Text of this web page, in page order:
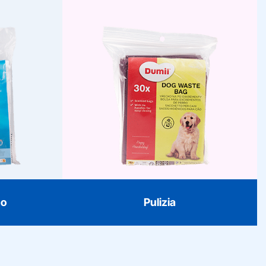
per
per
di
e
e
formati
e 240L.
Pulizia
Pulizia
L’igiene inizia con Dumil. Dai
sacchi per pattumiere a pedale ai
sacchetti profumati per pannolini e
sacchetti per escrementi di cani.
L’assortimento rende la pulizia
semplice, fresca ed efficiente.
Disponibile anche con coulisse e